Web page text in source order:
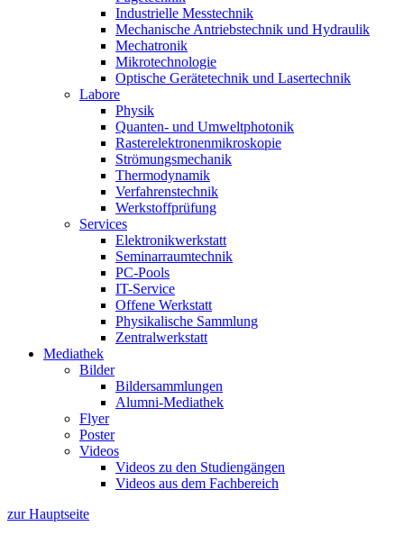
Industrielle Messtechnik
Mechanische Antriebstechnik und Hydraulik
Mechatronik
Mikrotechnologie
Optische Gerätetechnik und Lasertechnik
Labore
Physik
Quanten- und Umweltphotonik
Rasterelektronenmikroskopie
Strömungsmechanik
Thermodynamik
Verfahrenstechnik
Werkstoffprüfung
Services
Elektronikwerkstatt
Seminarraumtechnik
PC-Pools
IT-Service
Offene Werkstatt
Physikalische Sammlung
Zentralwerkstatt
Mediathek
Bilder
Bildersammlungen
Alumni-Mediathek
Flyer
Poster
Videos
Videos zu den Studiengängen
Videos aus dem Fachbereich
zur Hauptseite